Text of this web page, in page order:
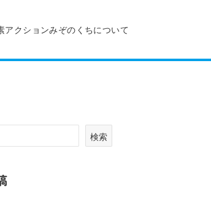
アクションみぞのくちについて
検索